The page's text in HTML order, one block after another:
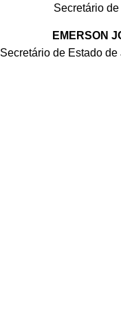
Secretário
EMERSON
Secretário de Estado